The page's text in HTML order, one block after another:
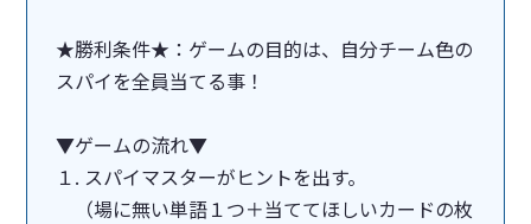
★勝利条件★：ゲームの目的は、自分チーム色の
スパイを全員当てる事！
▼ゲームの流れ▼
１. スパイマスターがヒントを出す。
（場に無い単語１つ＋当ててほしいカードの枚